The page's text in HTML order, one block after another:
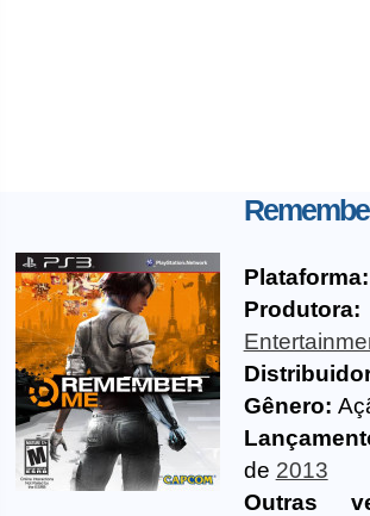
Plataforma:
Produtora:
Gênero:
de 2013
Outras